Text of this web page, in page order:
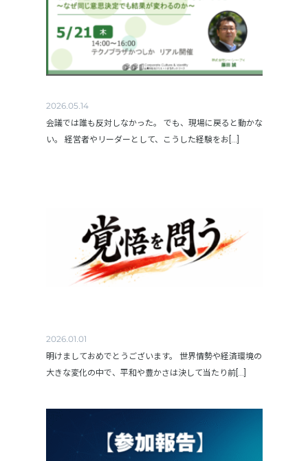
2026.05.14
会議では誰も反対しなかった。 でも、現場に戻ると動かな
い。 経営者やリーダーとして、こうした経験をお[...]
2026.01.01
明けましておめでとうございます。 世界情勢や経済環境の
大きな変化の中で、平和や豊かさは決して当たり前[...]